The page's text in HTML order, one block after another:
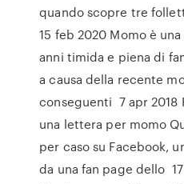
quando scopre tre
15 feb 2020 Momo è
anni timida e piena di
a causa della recente
conseguenti 7 apr
una lettera per momo
per caso su Facebook,
da una fan page dello